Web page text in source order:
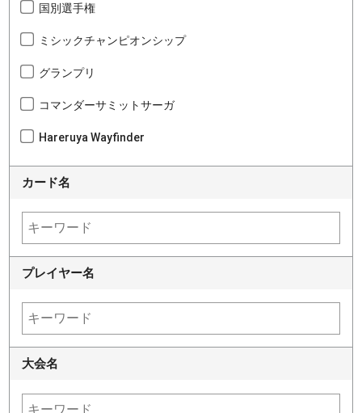
国別選手権
ミシックチャンピオンシップ
グランプリ
コマンダーサミットサーガ
Hareruya Wayfinder
カード名
プレイヤー名
大会名